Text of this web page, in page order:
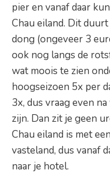
pier en vanaf daar
Chau eiland. Dit
dong (ongeveer 3
ook nog langs de
wat moois te zien
hoogseizoen 5x per
3x, dus vraag even
zijn. Dan zit je geen
Chau eiland is met
vasteland, dus vanaf
naar je hotel.